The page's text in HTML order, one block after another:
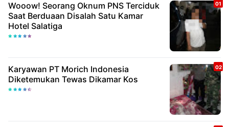
Wooow! Seorang Oknum PNS Terciduk
Saat Berduaan Disalah Satu Kamar
Hotel Salatiga
Karyawan PT Morich Indonesia
Diketemukan Tewas Dikamar Kos